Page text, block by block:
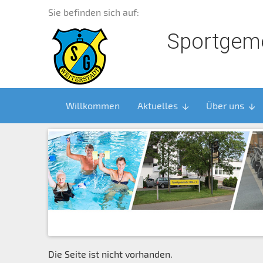
Sie befinden sich auf:
Willkommen Aktuelles arrow_downward Über uns arrow_downward
Die Seite ist nicht vorhanden.